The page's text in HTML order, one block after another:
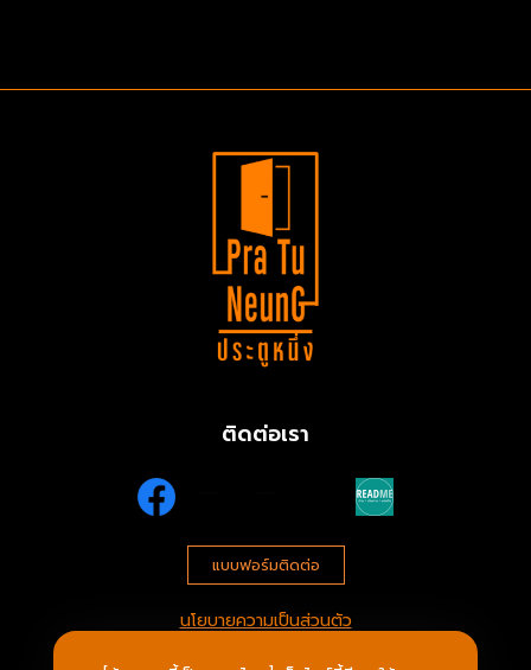
ติดต่อเรา
แบบฟอร์มติดต่อ
นโยบายความเป็นส่วนตัว